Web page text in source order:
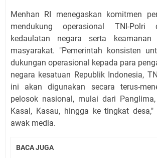
Menhan RI menegaskan komitmen
mendukung operasional TNI-Polri
kedaulatan negara serta keamanan
masyarakat. "Pemerintah konsisten
dukungan operasional kepada para
negara kesatuan Republik Indonesia,
ini akan digunakan secara terus-
pelosok nasional, mulai dari
Kasal, Kasau, hingga ke tingkat desa,"
awak media.
BACA JUGA